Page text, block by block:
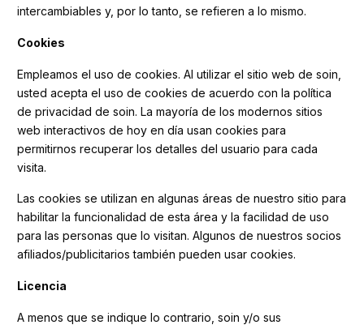
intercambiables y, por lo tanto, se refieren a lo mismo.
Cookies
Empleamos el uso de cookies. Al utilizar el sitio web de soin,
usted acepta el uso de cookies de acuerdo con la política
de privacidad de soin. La mayoría de los modernos sitios
web interactivos de hoy en día usan cookies para
permitirnos recuperar los detalles del usuario para cada
visita.
Las cookies se utilizan en algunas áreas de nuestro sitio para
habilitar la funcionalidad de esta área y la facilidad de uso
para las personas que lo visitan. Algunos de nuestros socios
afiliados/publicitarios también pueden usar cookies.
Licencia
A menos que se indique lo contrario, soin y/o sus